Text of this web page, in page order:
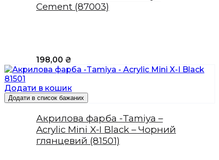
Cement (87003)
198,00 ₴
Додати в кошик
Додати в список бажаних
Акрилова фарба -Tamiya –
Acrylic Mini X-I Black – Чорний
глянцевий (81501)